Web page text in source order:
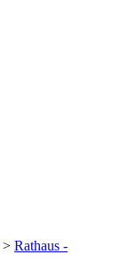
> Rathaus -